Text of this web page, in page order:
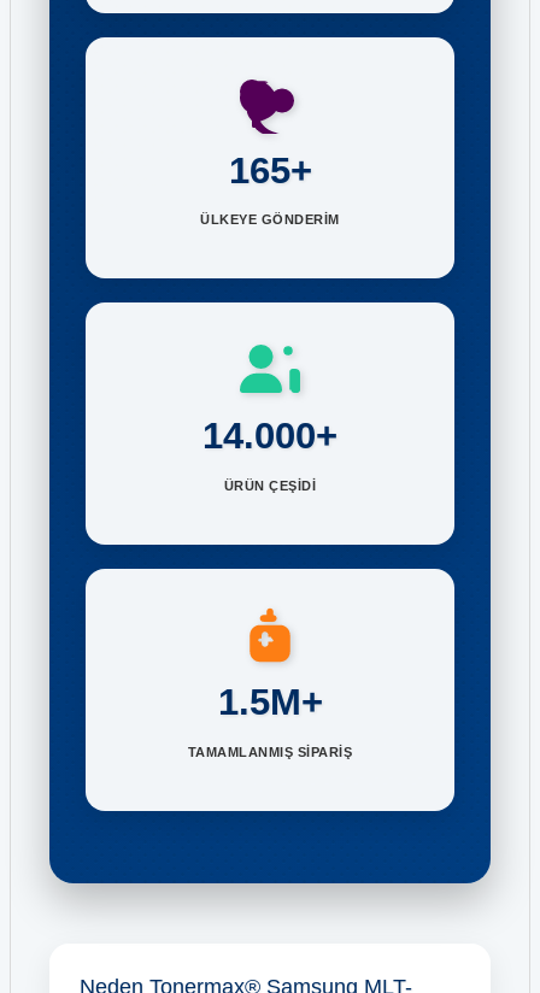
165+
ÜLKEYE GÖNDERİM
14.000+
ÜRÜN ÇEŞİDİ
1.5M+
TAMAMLANMIŞ SİPARİŞ
Neden Tonermax® Samsung MLT-